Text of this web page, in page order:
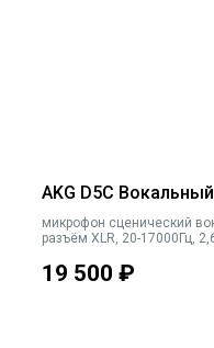
AKG D5C
микрофон сценический
разъём XLR, 20-17000Гц,
19 500 ₽